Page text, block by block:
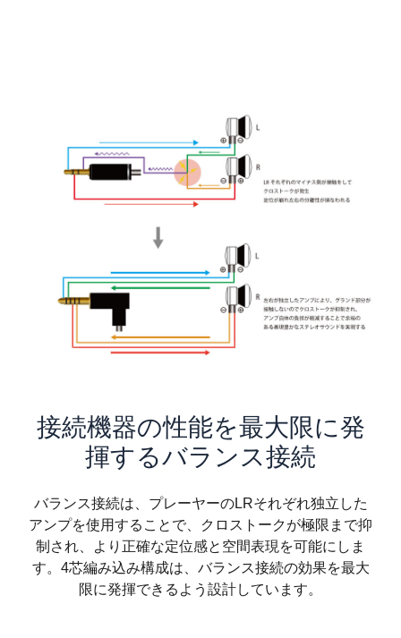
接続機器の性能を最大限に発
揮するバランス接続
バランス接続は、プレーヤーのLRそれぞれ独立した
アンプを使用することで、クロストークが極限まで抑
制され、より正確な定位感と空間表現を可能にしま
す。4芯編み込み構成は、バランス接続の効果を最大
限に発揮できるよう設計しています。